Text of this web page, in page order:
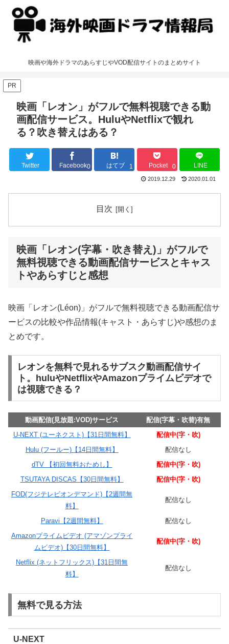
映画や海外ドラマのあらすじやVOD配信サイトのまとめサイト
PR
映画「レオン」がフルで無料視聴できる動
画配信サービス。HuluやNetflixで観れ
る？吹き替えはある？
Twitter Facebook0 はてブ 1 Pocket 0 LINE
2019.12.29 2020.01.01
目次
映画「レオン(字幕・吹き替え)」がフルで
無料視聴できる動画配信サービスとキャス
トやあらすじと感想
映画「レオン(Léon)」がフルで無料視聴できる動画配信サ
ービスの比較や作品情報(キャスト・あらすじ)や感想のま
とめです。
レオンを無料で見れるサブスク動画配信サイ
ト。huluやNetflixやAmazonプライムビデオで
は視聴できる？
動画配信(見放題:VOD)サービス
配信(字幕・吹替)有無
U-NEXT (ユーネクスト)【31日間無料】
配信中(字・吹)
Hulu (フールー)【14日間無料】
配信なし
dTV 【初回無料おためし】
配信中(字・吹)
TSUTAYA DISCAS【30日間無料】
配信中(字・吹)
FOD(フジテレビオンデマンド)【2週間無
料】
配信なし
Paravi【2週間無料】
配信なし
Amazonプライムビデオ (アマゾンプライ
ムビデオ)【30日間無料】
配信中(字・吹)
Netflix (ネットフリックス)【31日間無
料】
配信なし
無料で見る方法
U-NEXT